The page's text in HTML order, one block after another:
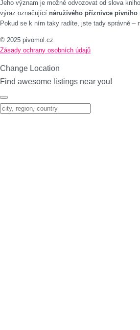
Jeho význam je možné odvozovat od slova
výraz označující náruživého příznivce
Pokud se k ním taky radíte, jste tady správně –
© 2025 pivomol.cz
Zásady ochrany osobních údajů
Change Location
Find awesome listings near you!
Change Location